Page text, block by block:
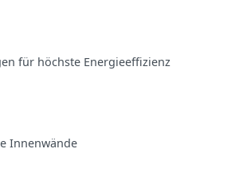
für höchste Energieeffizienz
Innenwände